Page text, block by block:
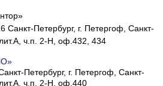
Санкт-Петербург, г. Петергоф, Санкт-
ч.п. 2-Н, оф.432, 434
Петербург, г. Петергоф, Санкт-
ч.п. 2-Н, оф.440